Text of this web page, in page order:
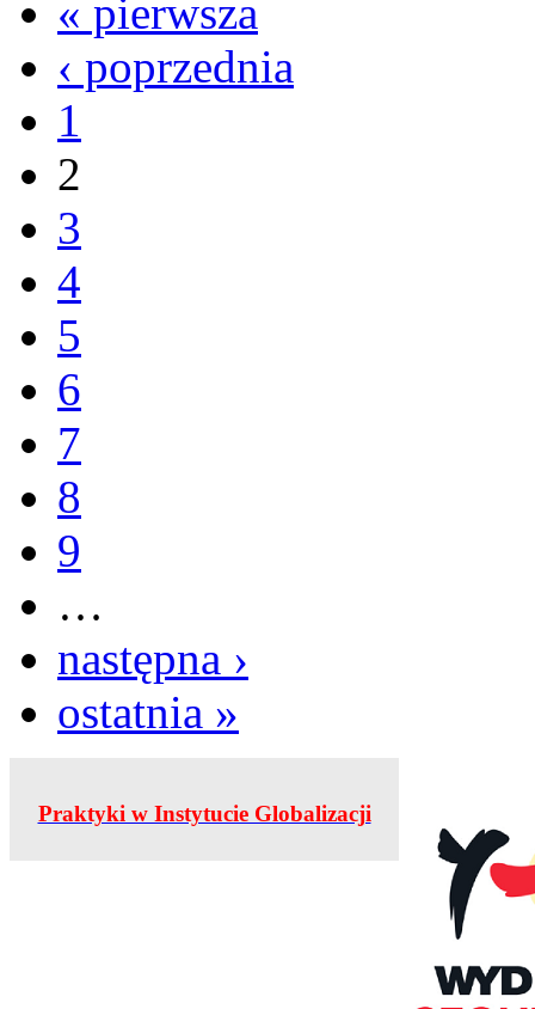
« pierwsza
‹ poprzednia
1
2
3
4
5
6
7
8
9
…
następna ›
ostatnia »
Praktyki w Instytucie Globalizacji